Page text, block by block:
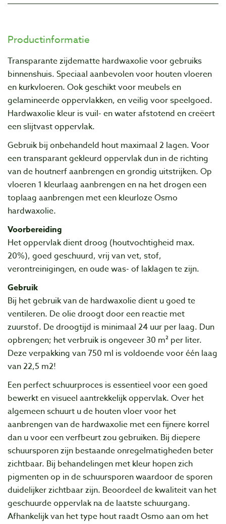
Productinformatie
Transparante zijdematte hardwaxolie voor gebruiks
binnenshuis. Speciaal aanbevolen voor houten vloeren
en kurkvloeren. Ook geschikt voor meubels en
gelamineerde oppervlakken, en veilig voor speelgoed.
Hardwaxolie kleur is vuil- en water afstotend en creëert
een slijtvast oppervlak.
Gebruik bij onbehandeld hout maximaal 2 lagen. Voor
een transparant gekleurd oppervlak dun in de richting
van de houtnerf aanbrengen en grondig uitstrijken. Op
vloeren 1 kleurlaag aanbrengen en na het drogen een
toplaag aanbrengen met een kleurloze Osmo
hardwaxolie.
Voorbereiding
Het oppervlak dient droog (houtvochtigheid max.
20%), goed geschuurd, vrij van vet, stof,
verontreinigingen, en oude was- of laklagen te zijn.
Gebruik
Bij het gebruik van de hardwaxolie dient u goed te
ventileren. De olie droogt door een reactie met
zuurstof. De droogtijd is minimaal 24 uur per laag. Dun
opbrengen; het verbruik is ongeveer 30 m² per liter.
Deze verpakking van 750 ml is voldoende voor één laag
van 22,5 m2!
Een perfect schuurproces is essentieel voor een goed
bewerkt en visueel aantrekkelijk oppervlak. Over het
algemeen schuurt u de houten vloer voor het
aanbrengen van de hardwaxolie met een fijnere korrel
dan u voor een verfbeurt zou gebruiken. Bij diepere
schuursporen zijn bestaande onregelmatigheden beter
zichtbaar. Bij behandelingen met kleur hopen zich
pigmenten op in de schuursporen waardoor de sporen
duidelijker zichtbaar zijn. Beoordeel de kwaliteit van het
geschuurde oppervlak na de laatste schuurgang.
Afhankelijk van het type hout raadt Osmo aan om het